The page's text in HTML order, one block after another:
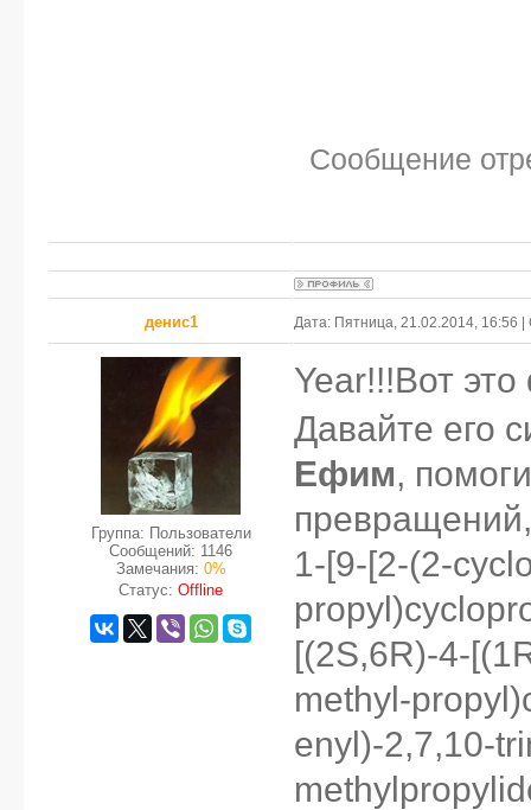
Сообщение
денис1 Дата: Пятница, 21.02.2014, 16:56
Группа: Пользователи
Сообщений: 1146
Замечания: 0%
Статус: Offline
Year!!!Вот
Давайте его
Ефим,
1-[9-[2-(2-
[(2S,6R)-4-
methyl-
enyl)-2,7,10-